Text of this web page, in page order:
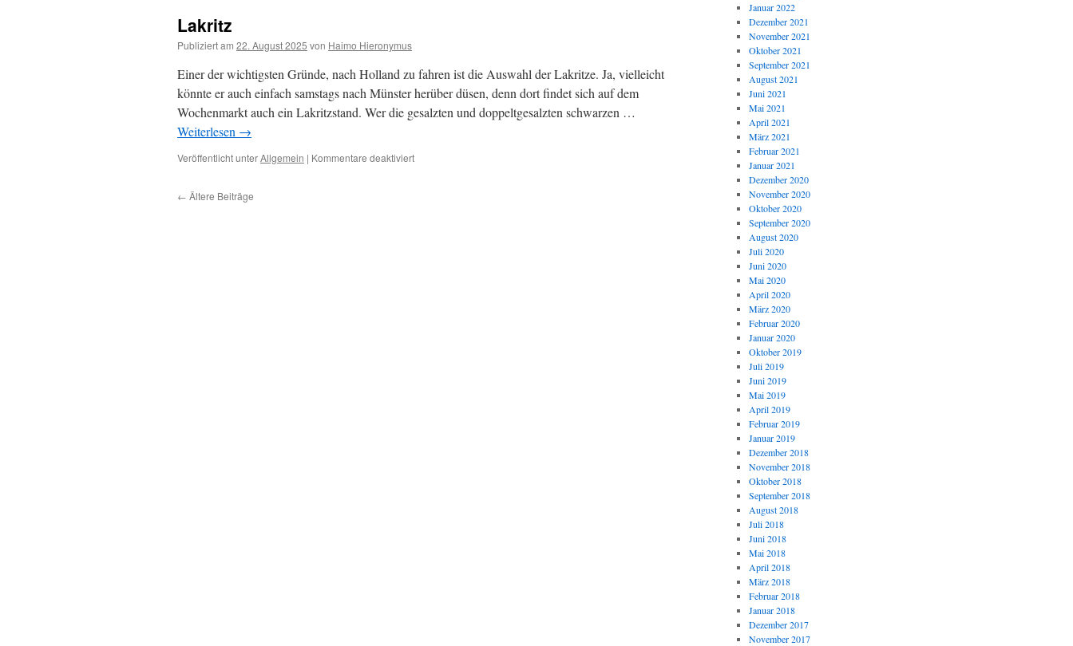
Lakritz
Publiziert am 22. August 2025 von Haimo Hieronymus
Einer der wichtigsten Gründe, nach Holland zu fahren ist die Auswahl der Lakritze. Ja, vielleicht
könnte er auch einfach samstags nach Münster herüber düsen, denn dort findet sich auf dem
Wochenmarkt auch ein Lakritzstand. Wer die gesalzten und doppeltgesalzten schwarzen …
Weiterlesen →
Veröffentlicht unterAllgemein | Kommentare deaktiviertfür
← Ältere Beiträge
Januar 2022
Dezember 2021
November 2021
Oktober 2021
September 2021
August 2021
Juni 2021
Mai 2021
April 2021
März 2021
Februar 2021
Januar 2021
Dezember 2020
November 2020
Oktober 2020
September 2020
August 2020
Juli 2020
Juni 2020
Mai 2020
April 2020
März 2020
Februar 2020
Januar 2020
Oktober 2019
Juli 2019
Juni 2019
Mai 2019
April 2019
Februar 2019
Januar 2019
Dezember 2018
November 2018
Oktober 2018
September 2018
August 2018
Juli 2018
Juni 2018
Mai 2018
April 2018
März 2018
Februar 2018
Januar 2018
Dezember 2017
November 2017